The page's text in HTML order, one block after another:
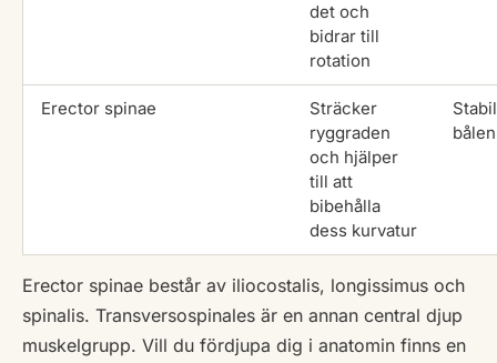
det och
bidrar till
rotation
Erector spinae
Sträcker
ryggraden
och hjälper
till att
bibehålla
dess kurvatur
bålen
Erector spinae består av iliocostalis, longissimus och
spinalis. Transversospinales är en annan central djup
muskelgrupp. Vill du fördjupa dig i anatomin finns en